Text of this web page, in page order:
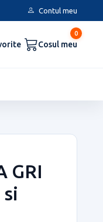
Contul meu
0
Cosul meu
GRI